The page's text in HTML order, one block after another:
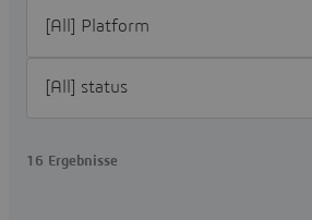
16 Ergebnisse